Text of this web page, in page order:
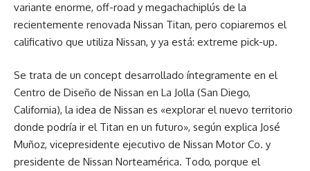
variante enorme, off-road y megachachiplús de la
recientemente renovada Nissan Titan, pero copiaremos el
calificativo que utiliza Nissan, y ya está: extreme pick-up.
Se trata de un concept desarrollado íntegramente en el
Centro de Diseño de Nissan en La Jolla (San Diego,
California), la idea de Nissan es «explorar el nuevo territorio
donde podría ir el Titan en un futuro», según explica José
Muñoz, vicepresidente ejecutivo de Nissan Motor Co. y
presidente de Nissan Norteamérica. Todo, porque el